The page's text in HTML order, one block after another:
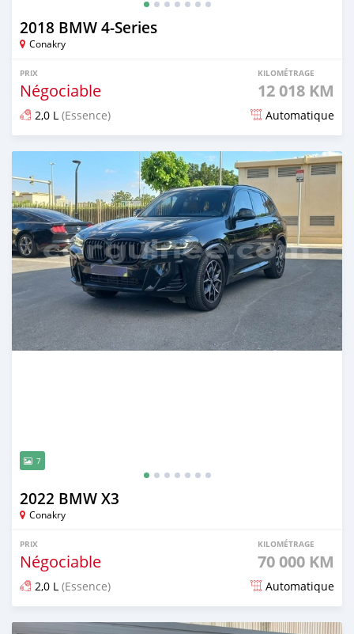
2018 BMW 4-Series
Conakry
PRIX
Négociable
KILOMÉTRAGE
12 018 KM
2,0 L (Essence) Automatique
Publié il y a plus d'un an
7
2022 BMW X3
Conakry
PRIX
Négociable
KILOMÉTRAGE
70 000 KM
2,0 L (Essence) Automatique
Publié il y a plus d'un an